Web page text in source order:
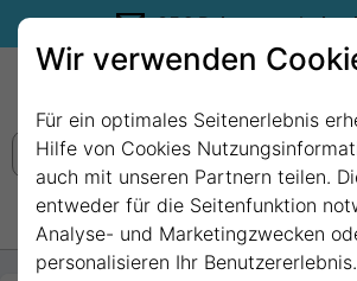
35€ Reisegutschein
Persönlich ·
Wir verwenden
Für ein optimales Seitenerlebnis
Hilfe von Cookies
auch mit unseren Partnern teilen.
entweder für die Seitenfunktion
Analyse- und Marketingzwecken
personalisieren Ihr Benutzererlebnis.